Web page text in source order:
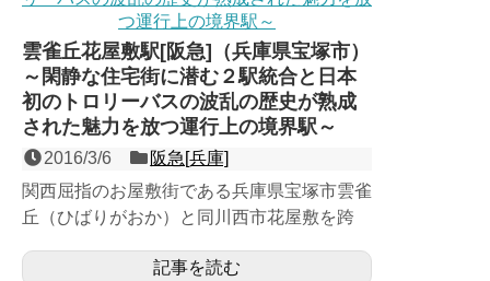
雲雀丘花屋敷駅[阪急]（兵庫県宝塚市）
～閑静な住宅街に潜む２駅統合と日本
初のトロリーバスの波乱の歴史が熟成
された魅力を放つ運行上の境界駅～
2016/3/6
阪急[兵庫]
関西屈指のお屋敷街である兵庫県宝塚市雲雀
丘（ひばりがおか）と同川西市花屋敷を跨
の普通が終点となる運行...
記事を読む